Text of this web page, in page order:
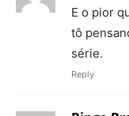
E o pior
tô
série.
Reply